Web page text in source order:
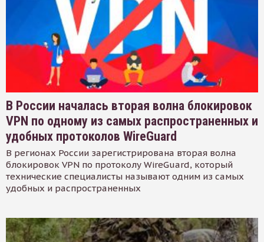
В России началась вторая волна блокировок
VPN по одному из самых распространенных и
удобных протоколов WireGuard
В регионах России зарегистрирована вторая волна
блокировок VPN по протоколу WireGuard, который
технические специалисты называют одним из самых
удобных и распространенных